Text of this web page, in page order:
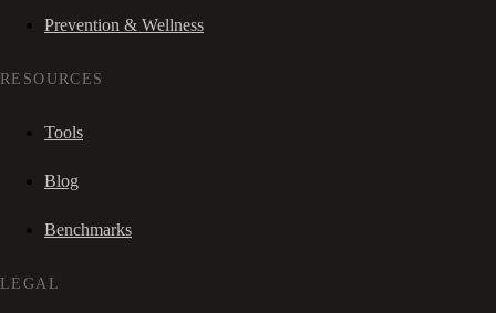
Prevention & Wellness
RESOURCES
Tools
Blog
Benchmarks
LEGAL